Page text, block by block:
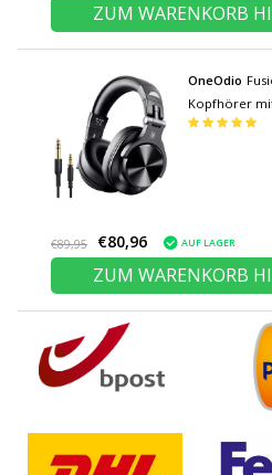
ZUM WARENKORB
OneOdio
Kopfhörer
Anschluss -
€89,95 €80,96 AUF LAGER
ZUM WARENKORB